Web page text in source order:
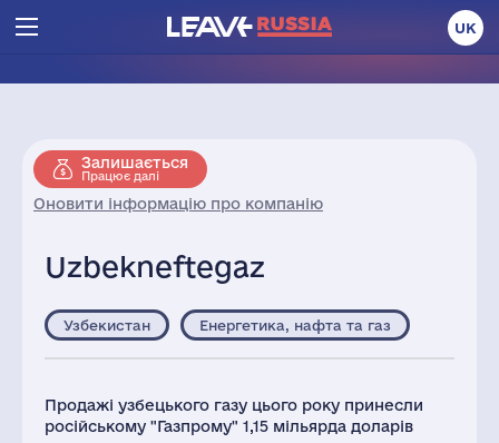
UK
Залишається
Працює далі
Оновити інформацію про компанію
Uzbekneftegaz
Узбекистан Енергетика, нафта та газ
Продажі узбецького газу цього року принесли
російському "Газпрому" 1,15 мільярда доларів